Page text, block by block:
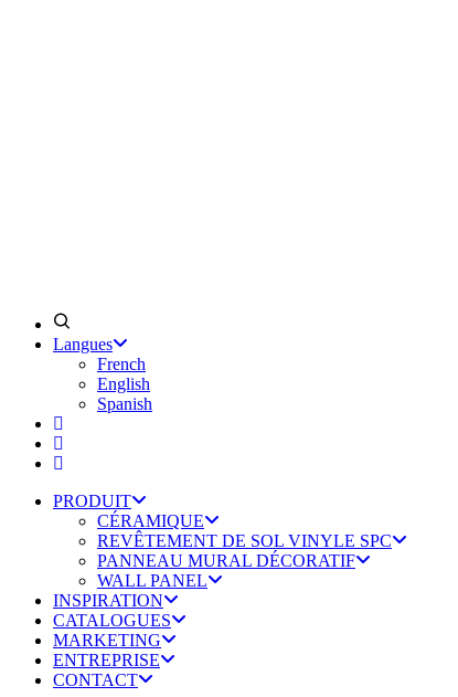
Langues
French
English
Spanish
PRODUIT
CÉRAMIQUE
REVÊTEMENT DE SOL VINYLE SPC
PANNEAU MURAL DÉCORATIF
WALL PANEL
INSPIRATION
CATALOGUES
MARKETING
ENTREPRISE
CONTACT